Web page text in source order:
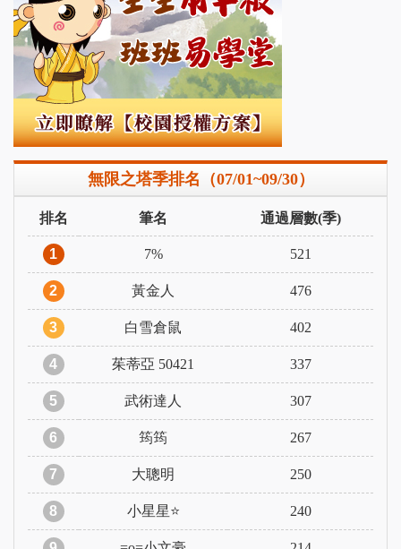
無限之塔季排名（07/01~09/30）
排名 筆名 通過層數(季)
1 7% 521
2 黃金人 476
3 白雪倉鼠 402
4 茱蒂亞 50421 337
5 武術達人 307
6 筠筠 267
7 大聰明 250
8 小星星⭐️ 240